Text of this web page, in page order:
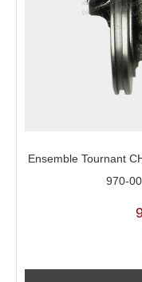
Ensemble Tournant
970-